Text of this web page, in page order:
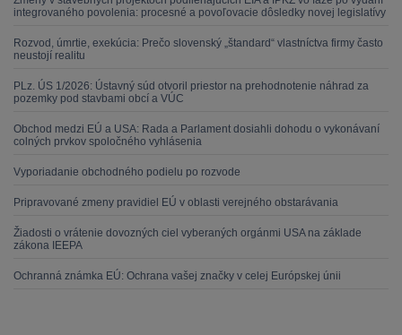
integrovaného povolenia: procesné a povoľovacie dôsledky novej legislatívy
Rozvod, úmrtie, exekúcia: Prečo slovenský „štandard“ vlastníctva firmy často
neustojí realitu
PLz. ÚS 1/2026: Ústavný súd otvoril priestor na prehodnotenie náhrad za
pozemky pod stavbami obcí a VÚC
Obchod medzi EÚ a USA: Rada a Parlament dosiahli dohodu o vykonávaní
colných prvkov spoločného vyhlásenia
Vyporiadanie obchodného podielu po rozvode
Pripravované zmeny pravidiel EÚ v oblasti verejného obstarávania
Žiadosti o vrátenie dovozných ciel vyberaných orgánmi USA na základe
zákona IEEPA
Ochranná známka EÚ: Ochrana vašej značky v celej Európskej únii